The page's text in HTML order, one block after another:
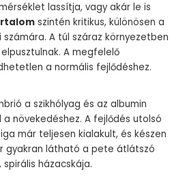
lassítja, vagy akár le is
szintén kritikus, különösen a
A túl száraz környezetben
A megfelelő
a normális fejlődéshez.
a szikhólyag és az albumin
növekedéshez. A fejlődés utolsó
már teljesen kialakult, és készen
gyakran látható a pete átlátszó
házacskája.